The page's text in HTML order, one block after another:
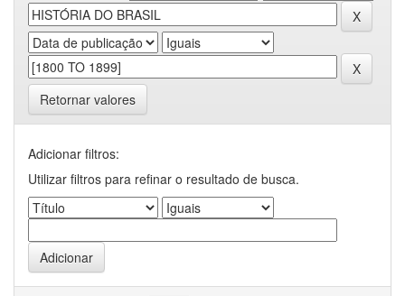
Retornar valores
Adicionar filtros:
Utilizar filtros para refinar o resultado de busca.